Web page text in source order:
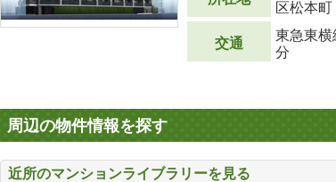
区松本町
交通
東急東横
分
周辺の物件情報を探す
近所のマンションライブラリーを見る